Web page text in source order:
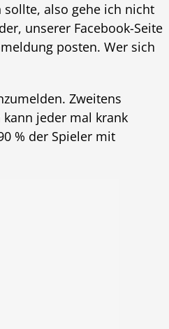
also gehe ich nicht
unserer Facebook-Seite
posten. Wer sich
Zweitens
jeder mal krank
% der Spieler mit